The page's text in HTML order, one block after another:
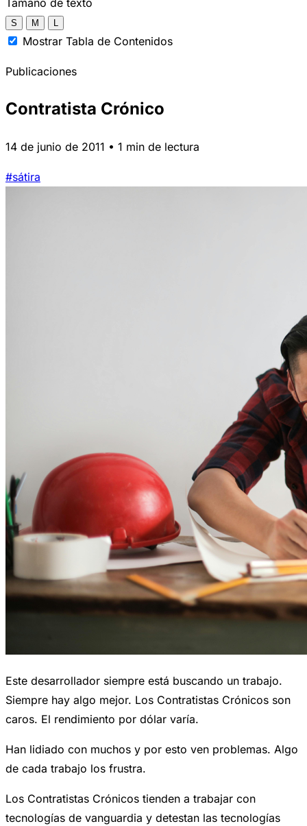
S M L
Mostrar Tabla de Contenidos
Publicaciones
Contratista Crónico
14 de junio de 2011 • 1 min de lectura
#sátira
Este desarrollador siempre está buscando un trabajo.
Siempre hay algo mejor. Los Contratistas Crónicos son
caros. El rendimiento por dólar varía.
Han lidiado con muchos y por esto ven problemas. Algo
de cada trabajo los frustra.
Los Contratistas Crónicos tienden a trabajar con
tecnologías de vanguardia y detestan las tecnologías